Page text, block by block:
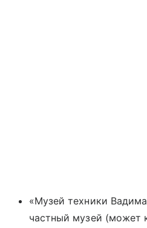
«Музей техники
частный музей (может